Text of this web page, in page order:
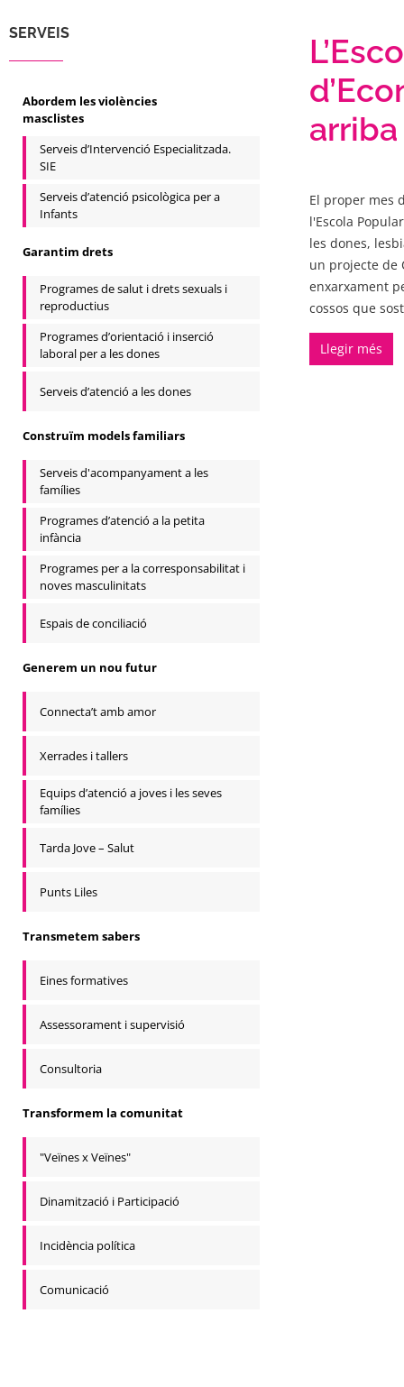
SERVEIS
Abordem les violències
masclistes
Serveis d’Intervenció Especialitzada.
SIE
Serveis d’atenció psicològica per a
Infants
Garantim drets
Programes de salut i drets sexuals i
reproductius
Programes d’orientació i inserció
laboral per a les dones
Serveis d’atenció a les dones
Construïm models familiars
Serveis d'acompanyament a les
famílies
Programes d’atenció a la petita
infància
Programes per a la corresponsabilitat i
noves masculinitats
Espais de conciliació
Generem un nou futur
Connecta’t amb amor
Xerrades i tallers
Equips d’atenció a joves i les seves
famílies
Tarda Jove – Salut
Punts Liles
Transmetem sabers
Eines formatives
Assessorament i supervisió
Consultoria
Transformem la comunitat
"Veïnes x Veïnes"
Dinamització i Participació
Incidència política
Comunicació
arriba
El proper mes
l'Escola
les dones,
un projecte de
enxarxament
cossos que
Llegir més